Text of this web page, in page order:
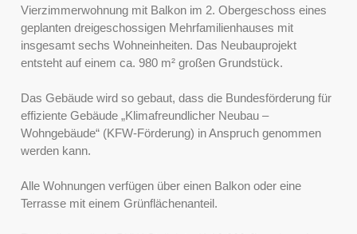
Vierzimmerwohnung mit Balkon im 2. Obergeschoss eines
geplanten dreigeschossigen Mehrfamilienhauses mit
insgesamt sechs Wohneinheiten. Das Neubauprojekt
entsteht auf einem ca. 980 m² großen Grundstück.
Das Gebäude wird so gebaut, dass die Bundesförderung für
effiziente Gebäude „Klimafreundlicher Neubau –
Wohngebäude“ (KFW-Förderung) in Anspruch genommen
werden kann.
Alle Wohnungen verfügen über einen Balkon oder eine
Terrasse mit einem Grünflächenanteil.